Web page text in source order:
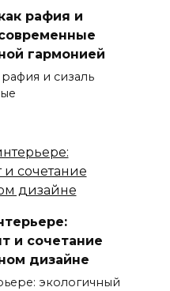
рафия и
гармонией
и сизаль
и сочетание
дизайне
экологичный